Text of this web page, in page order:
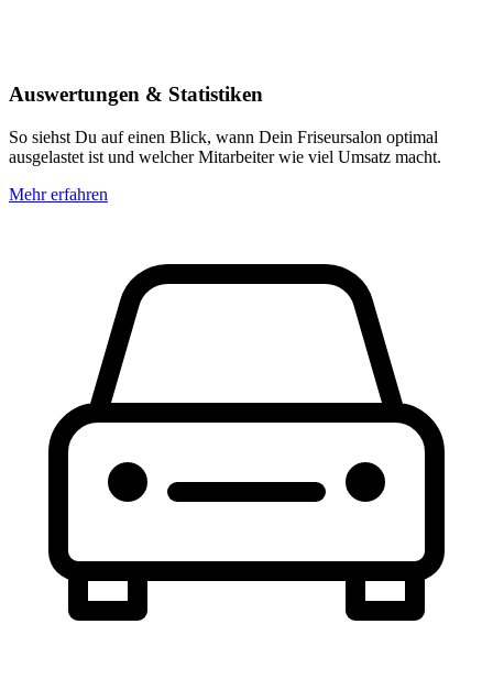
Auswertungen & Statistiken
So siehst Du auf einen Blick, wann Dein Friseursalon optimal
ausgelastet ist und welcher Mitarbeiter wie viel Umsatz macht.
Mehr erfahren